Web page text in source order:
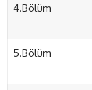
4.Bölüm
5.Bölüm